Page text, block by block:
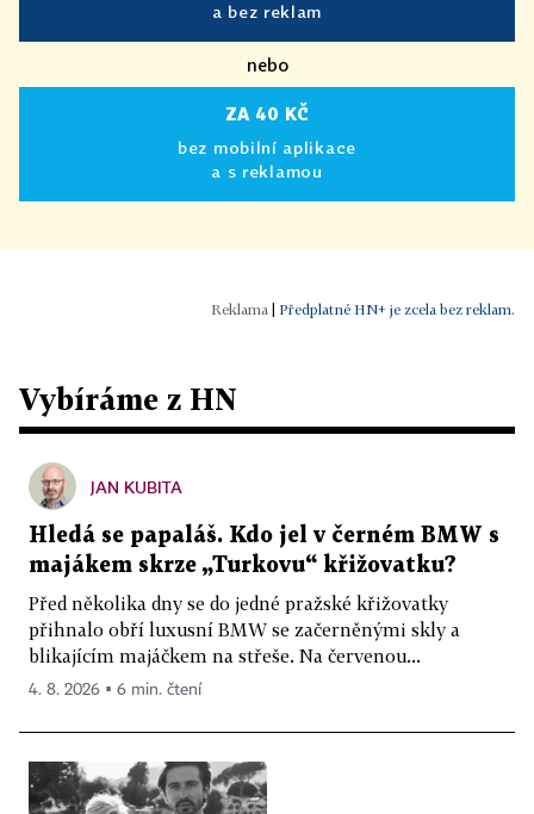
a bez reklam
nebo
ZA 40 KČ
bez mobilní aplikace
a s reklamou
Předplatné HN+ je zcela bez reklam.
Vybíráme z HN
JAN KUBITA
Hledá se papaláš. Kdo jel v černém BMW s
majákem skrze „Turkovu“ křižovatku?
Před několika dny se do jedné pražské křižovatky
přihnalo obří luxusní BMW se začerněnými skly a
blikajícím majáčkem na střeše. Na červenou...
4. 8. 2026 ▪ 6 min. čtení